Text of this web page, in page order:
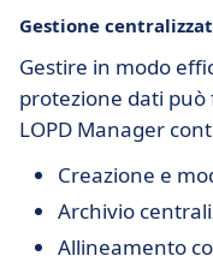
Gestione
Gestire in modo
protezione dati può
LOPD Manager
Creazione e
Archivio
Allineamento